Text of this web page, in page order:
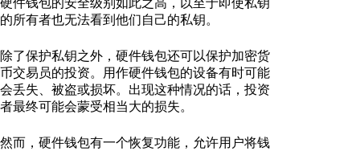
硬件钱包的安全级别如此之高，以至于即使私钥
的所有者也无法看到他们自己的私钥。
除了保护私钥之外，硬件钱包还可以保护加密货
币交易员的投资。用作硬件钱包的设备有时可能
会丢失、被盗或损坏。出现这种情况的话，投资
者最终可能会蒙受相当大的损失。
然而，硬件钱包有一个恢复功能，允许用户将钱